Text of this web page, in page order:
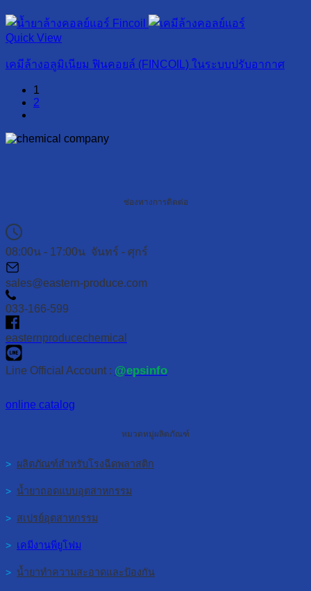
Quick View
เคมีล้างอลูมิเนียม ฟินคอยล์ (FINCOIL) ในระบบปรับอากาศ
1
2
ช่องทางการติดต่อ
08:00น - 17:00น จันทร์ - ศุกร์
sales@eastern-produce.com
033-166-599
easternproducechemical
Line Official Account : @epsinfo
online catalog
หมวดหมู่ผลิตภัณฑ์
> ผลิตภัณฑ์สำหรับโรงฉีดพลาสติก
> น้ำยาถอดแบบอุตสาหกรรม
> สเปรย์อุตสาหกรรม
> เคมีงานพียูโฟม
> น้ำยาทำความสะอาดและป้องกัน